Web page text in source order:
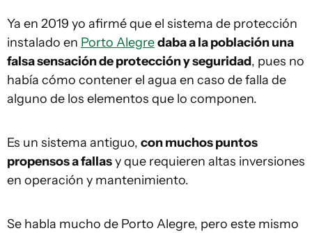
Ya en 2019 yo afirmé que el sistema de protección
instalado en Porto Alegredaba a la población una
falsa sensación de protección y seguridad, pues no
había cómo contener el agua en caso de falla de
alguno de los elementos que lo componen.
Es un sistema antiguo, con muchos puntos
propensos a fallasy que requieren altas inversiones
en operación y mantenimiento.
Se habla mucho de Porto Alegre, pero este mismo